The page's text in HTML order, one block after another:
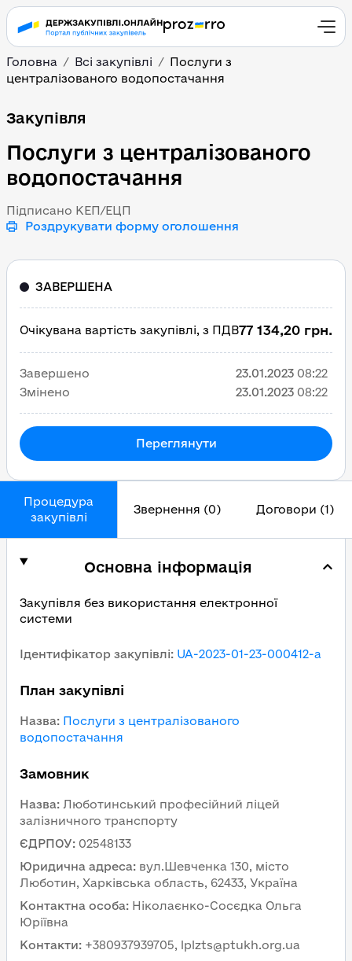
Головна Всі закупівлі
Послуги з
централізованого водопостачання
Послуги з
Закупівля
Послуги з централізованого
водопостачання
Підписано КЕП/ЕЦП
Роздрукувати форму оголошення
Процедура
закупівлі
Звернення (0) Договори (1)
Основна інформація
Закупівля без використання електронної
системи
Ідентифікатор закупівлі: UA-2023-01-23-000412-a
План закупівлі
Назва: Послуги з централізованого
водопостачання
Замовник
Назва: Люботинський професійний ліцей
залізничного транспорту
ЄДРПОУ: 02548133
Юридична адреса: вул.Шевченка 130, місто
Люботин, Харківська область, 62433, Україна
Контактна особа: Ніколаєнко-Сосєдка Ольга
Юріївна
Контакти: +380937939705, lplzts@ptukh.org.ua
ЗАВЕРШЕНА
Очікувана вартість закупівлі, з ПДВ77 134,20 грн.
Завершено 23.01.2023 08:22
Змінено
23.01.2023 08:22
Переглянути